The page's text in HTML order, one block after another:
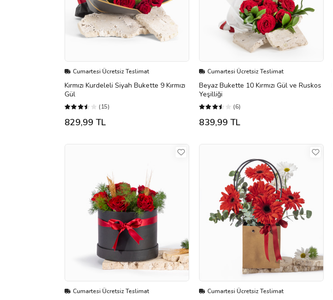
Cumartesi Ücretsiz Teslimat
Kırmızı Kurdeleli Siyah Bukette 9 Kırmızı
Gül
(15)
829,99 TL
Cumartesi Ücretsiz Teslimat
Beyaz Bukette 10 Kırmızı Gül ve Ruskos
Yeşilliği
(6)
839,99 TL
Cumartesi Ücretsiz Teslimat Cumartesi Ücretsiz Teslimat